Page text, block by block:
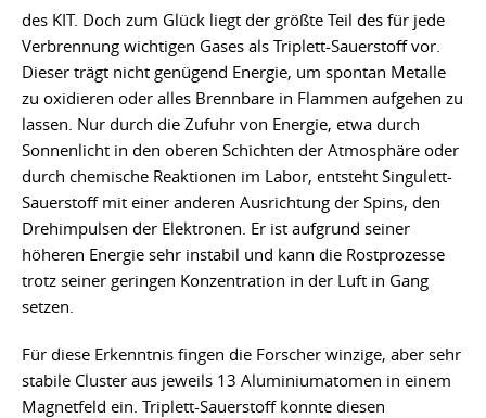
des KIT. Doch zum Glück liegt der größte Teil des für jede
Verbrennung wichtigen Gases als Triplett-Sauerstoff vor.
Dieser trägt nicht genügend Energie, um spontan Metalle
zu oxidieren oder alles Brennbare in Flammen aufgehen zu
lassen. Nur durch die Zufuhr von Energie, etwa durch
Sonnenlicht in den oberen Schichten der Atmosphäre oder
durch chemische Reaktionen im Labor, entsteht Singulett-
Sauerstoff mit einer anderen Ausrichtung der Spins, den
Drehimpulsen der Elektronen. Er ist aufgrund seiner
höheren Energie sehr instabil und kann die Rostprozesse
trotz seiner geringen Konzentration in der Luft in Gang
setzen.
Für diese Erkenntnis fingen die Forscher winzige, aber sehr
stabile Cluster aus jeweils 13 Aluminiumatomen in einem
Magnetfeld ein. Triplett-Sauerstoff konnte diesen